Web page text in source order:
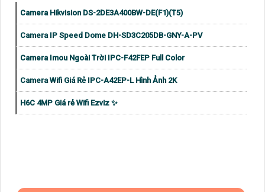
Camera Hikvision DS-2DE3A400BW-DE(F1)(T5)
Camera IP Speed Dome DH-SD3C205DB-GNY-A-PV
Camera Imou Ngoài Trời IPC-F42FEP Full Color
Camera Wifi Giá Rẻ IPC-A42EP-L Hình Ảnh 2K
H6C 4MP Giá rẻ Wifi Ezviz ✨